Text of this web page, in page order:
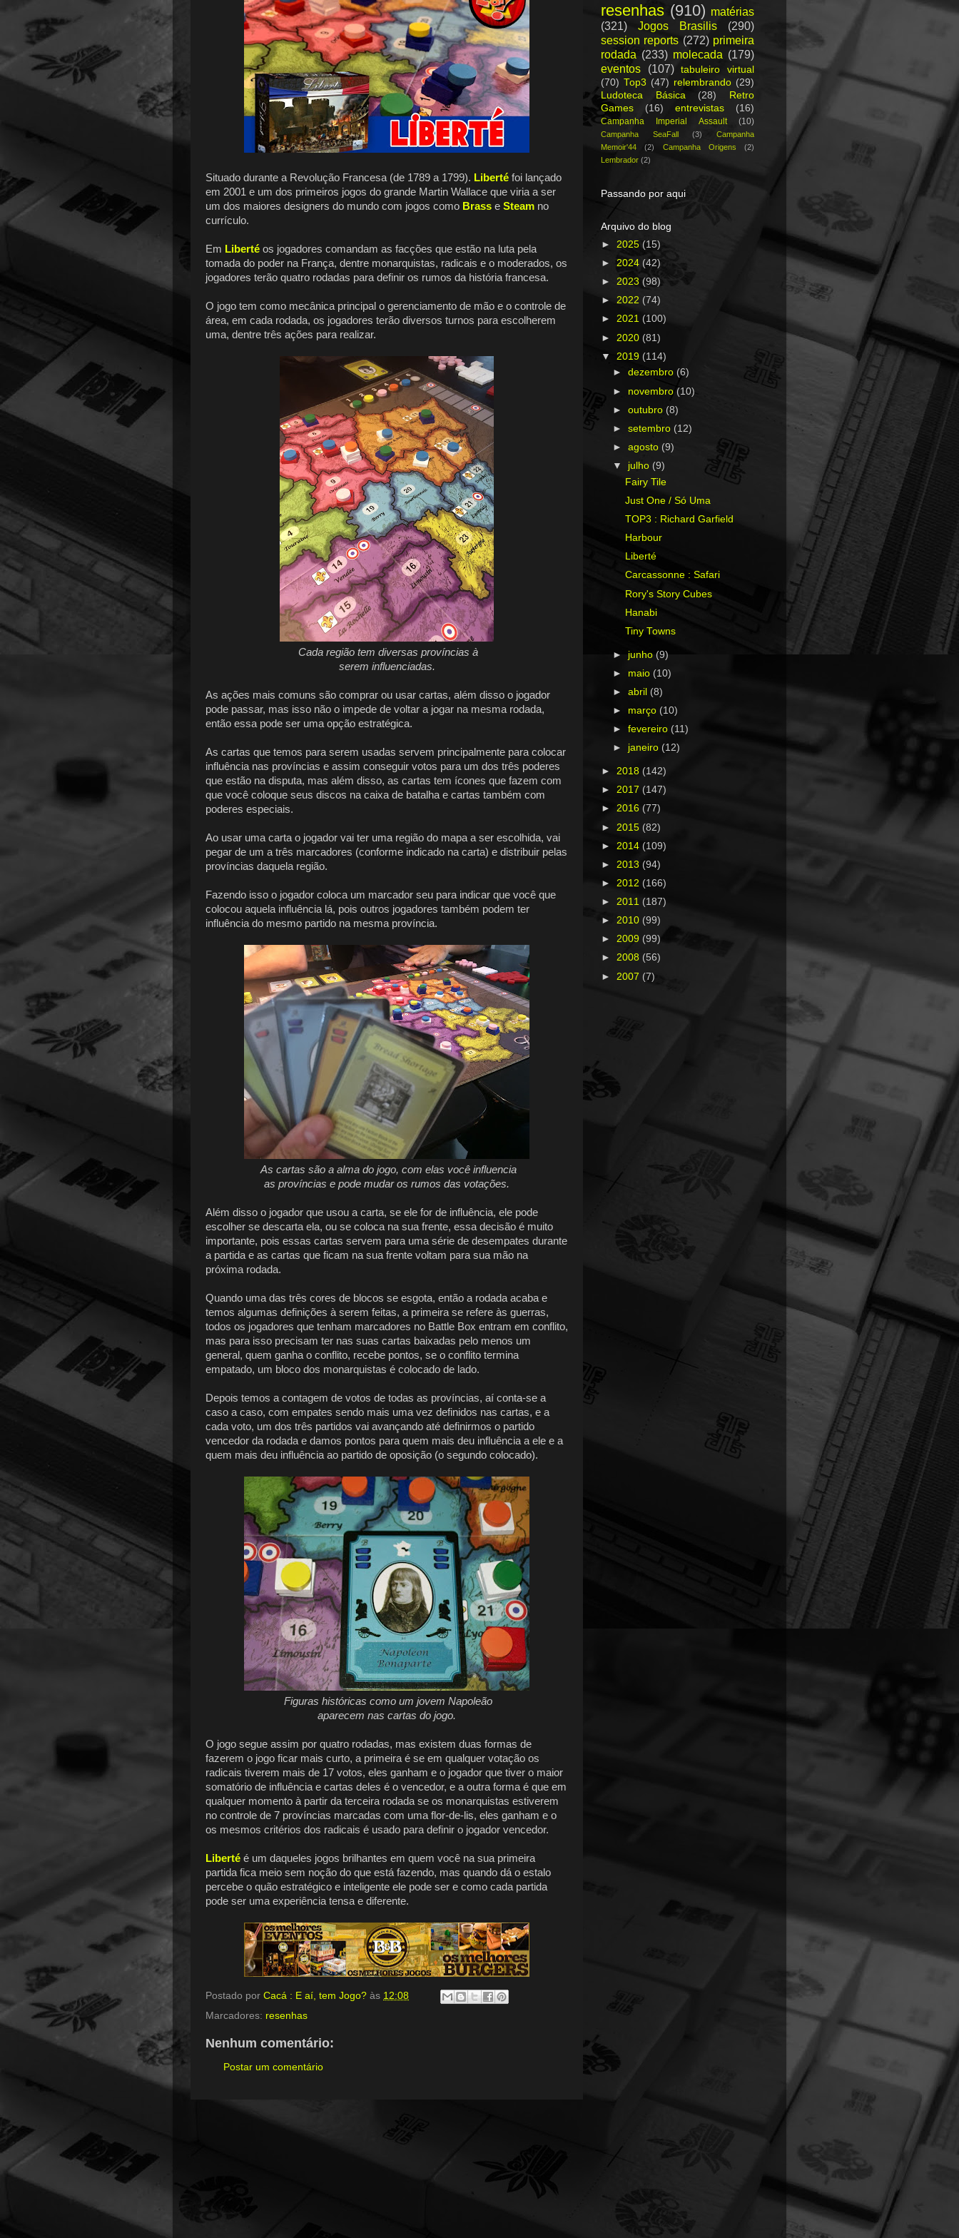
Situado durante a Revolução Francesa (de 1789 a 1799). Liberté foi lançado
em 2001 e um dos primeiros jogos do grande Martin Wallace que viria a ser
um dos maiores designers do mundo com jogos como Brass e Steam no
currículo.
Em Liberté os jogadores comandam as facções que estão na luta pela
tomada do poder na França, dentre monarquistas, radicais e o moderados, os
jogadores terão quatro rodadas para definir os rumos da história francesa.
O jogo tem como mecânica principal o gerenciamento de mão e o controle de
área, em cada rodada, os jogadores terão diversos turnos para escolherem
uma, dentre três ações para realizar.
Cada região tem diversas províncias à
serem influenciadas.
As ações mais comuns são comprar ou usar cartas, além disso o jogador
pode passar, mas isso não o impede de voltar a jogar na mesma rodada,
então essa pode ser uma opção estratégica.
As cartas que temos para serem usadas servem principalmente para colocar
influência nas províncias e assim conseguir votos para um dos três poderes
que estão na disputa, mas além disso, as cartas tem ícones que fazem com
que você coloque seus discos na caixa de batalha e cartas também com
poderes especiais.
Ao usar uma carta o jogador vai ter uma região do mapa a ser escolhida, vai
pegar de um a três marcadores (conforme indicado na carta) e distribuir pelas
províncias daquela região.
Fazendo isso o jogador coloca um marcador seu para indicar que você que
colocou aquela influência lá, pois outros jogadores também podem ter
influência do mesmo partido na mesma província.
As cartas são a alma do jogo, com elas você influencia
as províncias e pode mudar os rumos das votações.
Além disso o jogador que usou a carta, se ele for de influência, ele pode
escolher se descarta ela, ou se coloca na sua frente, essa decisão é muito
importante, pois essas cartas servem para uma série de desempates durante
a partida e as cartas que ficam na sua frente voltam para sua mão na
próxima rodada.
Quando uma das três cores de blocos se esgota, então a rodada acaba e
temos algumas definições à serem feitas, a primeira se refere às guerras,
todos os jogadores que tenham marcadores no Battle Box entram em conflito,
mas para isso precisam ter nas suas cartas baixadas pelo menos um
general, quem ganha o conflito, recebe pontos, se o conflito termina
empatado, um bloco dos monarquistas é colocado de lado.
Depois temos a contagem de votos de todas as províncias, aí conta-se a
caso a caso, com empates sendo mais uma vez definidos nas cartas, e a
cada voto, um dos três partidos vai avançando até definirmos o partido
vencedor da rodada e damos pontos para quem mais deu influência a ele e a
quem mais deu influência ao partido de oposição (o segundo colocado).
Figuras históricas como um jovem Napoleão
aparecem nas cartas do jogo.
O jogo segue assim por quatro rodadas, mas existem duas formas de
fazerem o jogo ficar mais curto, a primeira é se em qualquer votação os
radicais tiverem mais de 17 votos, eles ganham e o jogador que tiver o maior
somatório de influência e cartas deles é o vencedor, e a outra forma é que em
qualquer momento à partir da terceira rodada se os monarquistas estiverem
no controle de 7 províncias marcadas com uma flor-de-lis, eles ganham e o
os mesmos critérios dos radicais é usado para definir o jogador vencedor.
Liberté é um daqueles jogos brilhantes em quem você na sua primeira
partida fica meio sem noção do que está fazendo, mas quando dá o estalo
percebe o quão estratégico e inteligente ele pode ser e como cada partida
pode ser uma experiência tensa e diferente.
Postado por Cacá : E aí, tem Jogo? às 12:08
Marcadores: resenhas
Nenhum comentário:
Postar um comentário
resenhas (910) matérias
(321)
Jogos Brasilis
(290)
session reports (272) primeira
rodada (233) molecada (179)
eventos
(107)
tabuleiro virtual
(70) Top3 (47) relembrando (29)
Ludoteca Básica
(28)
Retro
Games
(16) entrevistas (16)
Campanha Imperial Assault (10)
Campanha SeaFall (3)
Campanha
Memoir'44
(2) Campanha Origens
(2)
Lembrador (2)
Passando por aqui
Arquivo do blog
► 2025 (15)
► 2024 (42)
► 2023 (98)
► 2022 (74)
► 2021 (100)
► 2020 (81)
▼ 2019 (114)
►dezembro (6)
► novembro(10)
►outubro(8)
►setembro (12)
►agosto (9)
▼ julho (9)
Fairy Tile
Just One / Só Uma
TOP3 : Richard Garfield
Harbour
Liberté
Carcassonne : Safari
Rory's Story Cubes
Hanabi
Tiny Towns
►junho(9)
► maio (10)
►abril (8)
► março (10)
►fevereiro (11)
► janeiro (12)
► 2018 (142)
► 2017 (147)
► 2016 (77)
► 2015 (82)
► 2014 (109)
► 2013 (94)
► 2012 (166)
► 2011 (187)
► 2010 (99)
► 2009 (99)
► 2008 (56)
► 2007 (7)